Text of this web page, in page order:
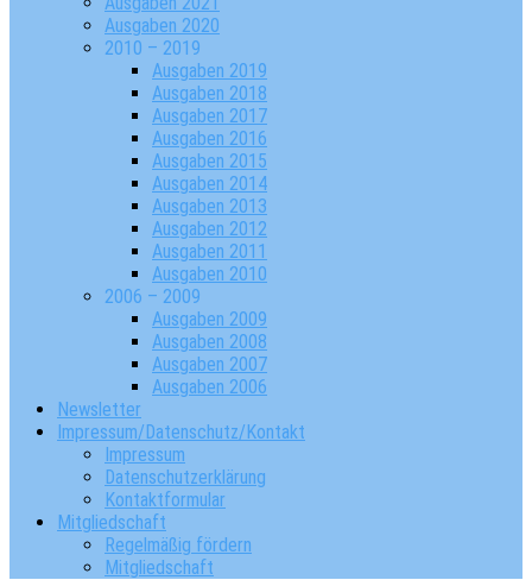
Ausgaben 2020
2010 – 2019
Ausgaben 2019
Ausgaben 2018
Ausgaben 2017
Ausgaben 2016
Ausgaben 2015
Ausgaben 2014
Ausgaben 2013
Ausgaben 2012
Ausgaben 2011
Ausgaben 2010
2006 – 2009
Ausgaben 2009
Ausgaben 2008
Ausgaben 2007
Ausgaben 2006
Newsletter
Impressum/Datenschutz/Kontakt
Impressum
Datenschutzerklärung
Kontaktformular
Mitgliedschaft
Regelmäßig fördern
Mitgliedschaft